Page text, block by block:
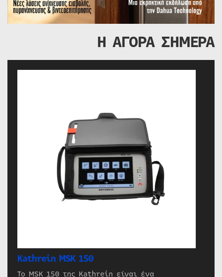
Η ΑΓΟΡΑ ΣΗΜΕΡΑ
Kathrein MSK 150
Το MSK 150 της Kathrein είναι ένα